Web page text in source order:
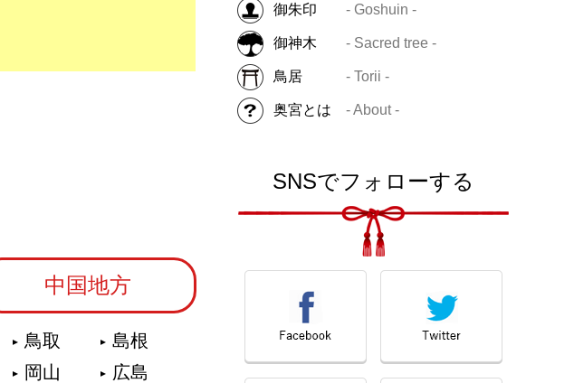
御朱印 - Goshuin -
御神木 - Sacred tree -
鳥居 - Torii -
奥宮とは - About -
SNSでフォローする
中国地方
鳥取
島根
岡山
広島